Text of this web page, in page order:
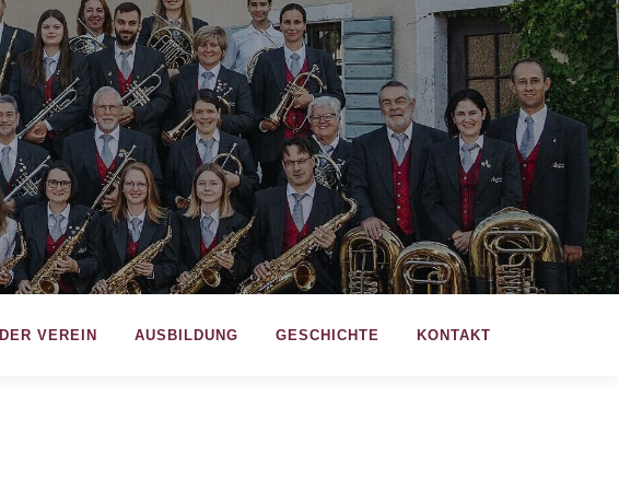
DER VEREIN AUSBILDUNG GESCHICHTE KONTAKT